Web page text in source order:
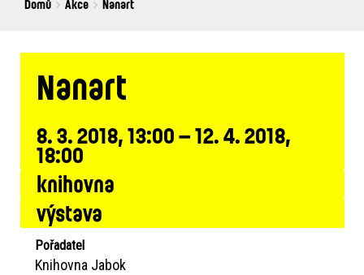
Breadcrumbs
You
Domů Akce Nanart
Nanart
8. 3. 2018, 13:00 – 12. 4. 2018,
18:00
knihovna
výstava
Pořadatel
Knihovna Jabok